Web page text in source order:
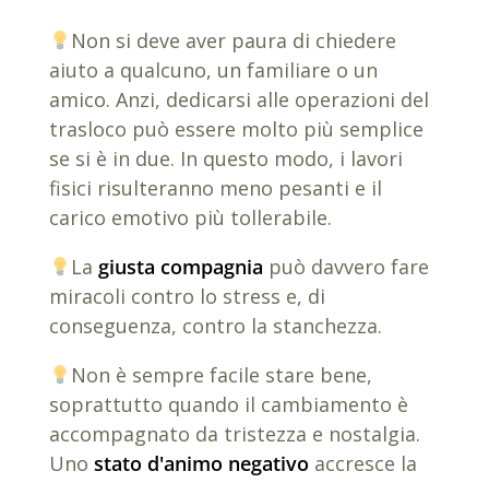
Non si deve aver paura di chiedere
aiuto a qualcuno, un familiare o un
amico. Anzi, dedicarsi alle operazioni del
trasloco può essere molto più semplice
se si è in due. In questo modo, i lavori
fisici risulteranno meno pesanti e il
carico emotivo più tollerabile.
La giusta compagnia può davvero fare
miracoli contro lo stress e, di
conseguenza, contro la stanchezza.
Non è sempre facile stare bene,
soprattutto quando il cambiamento è
accompagnato da tristezza e nostalgia.
Uno stato d'animo negativo accresce la